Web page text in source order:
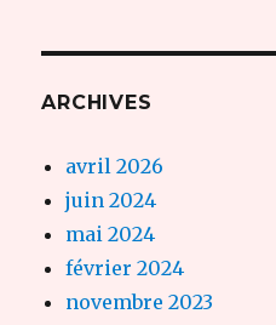
ARCHIVES
avril 2026
juin 2024
mai 2024
février 2024
novembre 2023